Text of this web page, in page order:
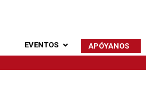
EVENTOS APÓYANOS